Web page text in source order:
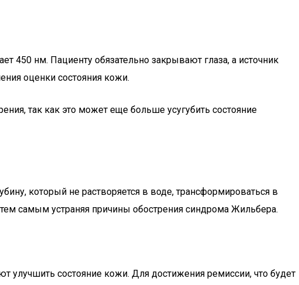
450 нм. Пациенту обязательно закрывают глаза, а источник
оценки состояния кожи.
так как это может еще больше усугубить состояние
который не растворяется в воде, трансформироваться в
самым устраняя причины обострения синдрома Жильбера.
состояние кожи. Для достижения ремиссии, что будет